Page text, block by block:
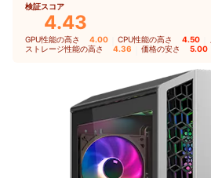
検証スコア
4.43
GPU性能の高さ 4.00 CPU性能の高さ 4.50
ストレージ性能の高さ 4.36 価格の安さ 5.00